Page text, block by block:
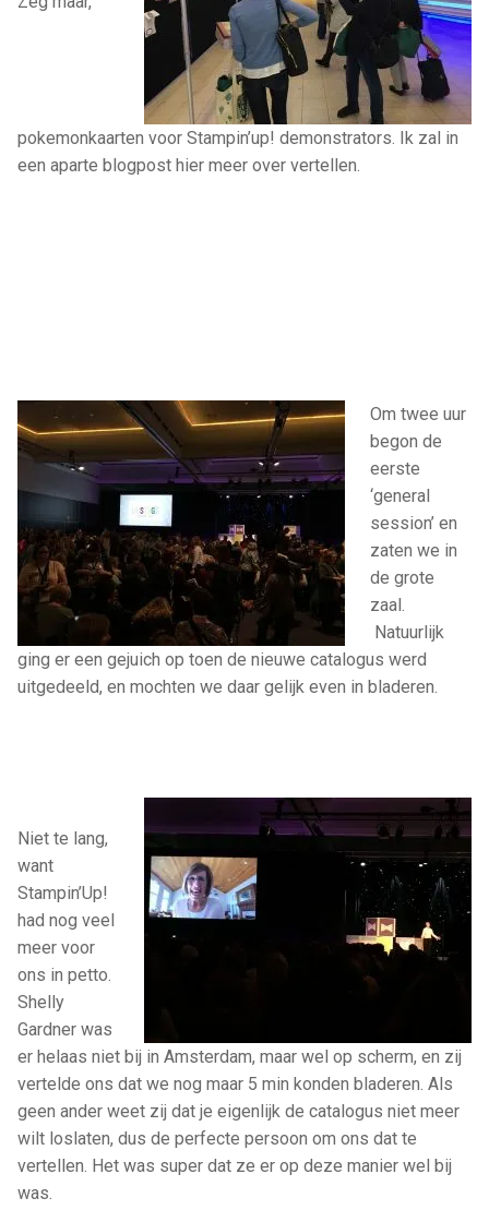
pokemonkaarten voor Stampin’up! demonstrators. Ik zal in
een aparte blogpost hier meer over vertellen.
Om twee uur
begon de
eerste
‘general
session’ en
zaten we in
de grote
zaal.
Natuurlijk
ging er een gejuich op toen de nieuwe catalogus werd
uitgedeeld, en mochten we daar gelijk even in bladeren.
Niet te lang,
want
Stampin’Up!
had nog veel
meer voor
ons in petto.
Shelly
Gardner was
er helaas niet bij in Amsterdam, maar wel op scherm, en zij
vertelde ons dat we nog maar 5 min konden bladeren. Als
geen ander weet zij dat je eigenlijk de catalogus niet meer
wilt loslaten, dus de perfecte persoon om ons dat te
vertellen. Het was super dat ze er op deze manier wel bij
was.